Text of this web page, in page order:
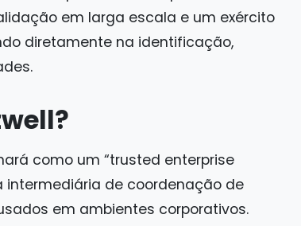
em larga escala e um exército
diretamente na identificação,
como um “trusted enterprise
intermediária de coordenação de
em ambientes corporativos.